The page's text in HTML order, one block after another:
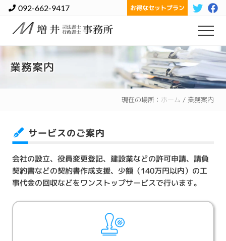
Menu
Skip
main
content
Skip
footer
092-662-9417 お得なセットプラン
登
か
ら
で
一
括
で
お
き
Menu
業務案内
現在の場所： ホーム / 業務案内
サービスのご案内
会社の設立、役員変更登記、建設業などの許可申請、請負
契約書などの契約書作成支援、 少額（140万円以内）の工
事代金の回収などをワンストップサービスで行います。